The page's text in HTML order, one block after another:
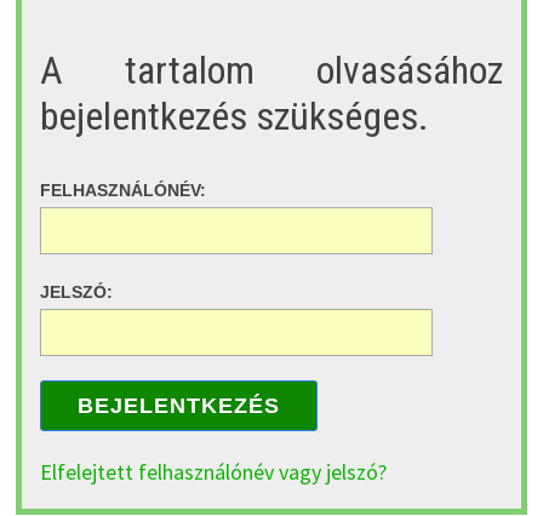
A tartalom olvasásához
bejelentkezés szükséges.
FELHASZNÁLÓNÉV:
JELSZÓ:
BEJELENTKEZÉS
Elfelejtett felhasználónév vagy jelszó?